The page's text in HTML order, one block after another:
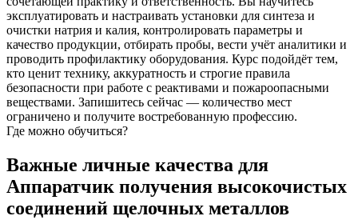
эксплуатировать и настраивать установки для синтеза и
очистки натрия и калия, контролировать параметры и
качество продукции, отбирать пробы, вести учёт аналитики и
проводить профилактику оборудования. Курс подойдёт тем,
кто ценит технику, аккуратность и строгие правила
безопасности при работе с реактивами и пожароопасными
веществами. Запишитесь сейчас — количество мест
ограничено и получите востребованную профессию.
Где можно обучиться?
Важные личные качества для
Аппаратчик получения высокочистых
соединений щелочных металлов